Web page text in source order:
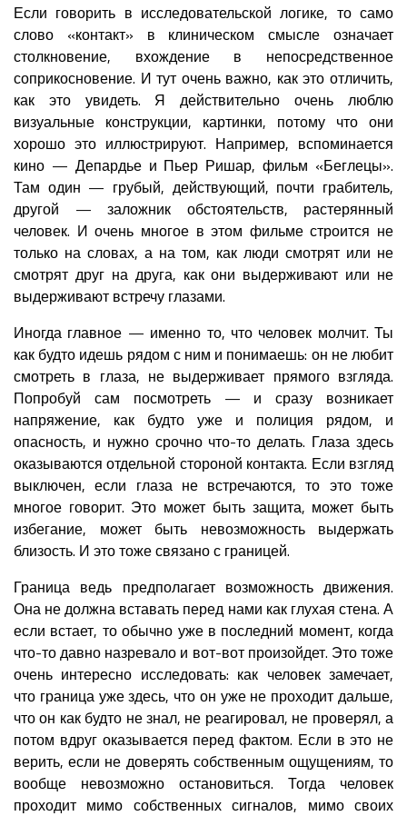
Если говорить в исследовательской логике, то само
слово «контакт» в клиническом смысле означает
столкновение, вхождение в непосредственное
соприкосновение. И тут очень важно, как это отличить,
как это увидеть. Я действительно очень люблю
визуальные конструкции, картинки, потому что они
хорошо это иллюстрируют. Например, вспоминается
кино — Депардье и Пьер Ришар, фильм «Беглецы».
Там один — грубый, действующий, почти грабитель,
другой — заложник обстоятельств, растерянный
человек. И очень многое в этом фильме строится не
только на словах, а на том, как люди смотрят или не
смотрят друг на друга, как они выдерживают или не
выдерживают встречу глазами.
Иногда главное — именно то, что человек молчит. Ты
как будто идешь рядом с ним и понимаешь: он не любит
смотреть в глаза, не выдерживает прямого взгляда.
Попробуй сам посмотреть — и сразу возникает
напряжение, как будто уже и полиция рядом, и
опасность, и нужно срочно что-то делать. Глаза здесь
оказываются отдельной стороной контакта. Если взгляд
выключен, если глаза не встречаются, то это тоже
многое говорит. Это может быть защита, может быть
избегание, может быть невозможность выдержать
близость. И это тоже связано с границей.
Граница ведь предполагает возможность движения.
Она не должна вставать перед нами как глухая стена. А
если встает, то обычно уже в последний момент, когда
что-то давно назревало и вот-вот произойдет. Это тоже
очень интересно исследовать: как человек замечает,
что граница уже здесь, что он уже не проходит дальше,
что он как будто не знал, не реагировал, не проверял, а
потом вдруг оказывается перед фактом. Если в это не
верить, если не доверять собственным ощущениям, то
вообще невозможно остановиться. Тогда человек
проходит мимо собственных сигналов, мимо своих